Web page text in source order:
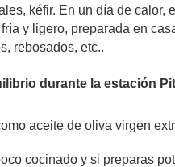
kéfir. En un día de calor,
y ligero, preparada en
rebosados, etc..
durante la estación
aceite de oliva virgen
cocinado y si preparas